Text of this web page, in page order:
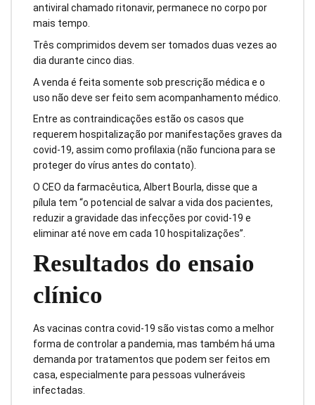
antiviral chamado ritonavir, permanece no corpo por
mais tempo.
Três comprimidos devem ser tomados duas vezes ao
dia durante cinco dias.
A venda é feita somente sob prescrição médica e o
uso não deve ser feito sem acompanhamento médico.
Entre as contraindicações estão os casos que
requerem hospitalização por manifestações graves da
covid-19, assim como profilaxia (não funciona para se
proteger do vírus antes do contato).
O CEO da farmacêutica, Albert Bourla, disse que a
pílula tem “o potencial de salvar a vida dos pacientes,
reduzir a gravidade das infecções por covid-19 e
eliminar até nove em cada 10 hospitalizações”.
Resultados do ensaio
clínico
As vacinas contra covid-19 são vistas como a melhor
forma de controlar a pandemia, mas também há uma
demanda por tratamentos que podem ser feitos em
casa, especialmente para pessoas vulneráveis
infectadas.